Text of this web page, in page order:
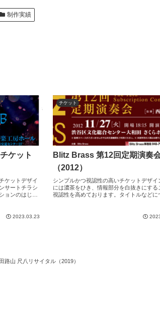
制作実績
ケット
ケットデザイ
サートチラシ
ョンのはじけ
2023.03.23
チケット
Blitz Brass 第12回定期演奏
（2012）
シンプルかつ視認性の高いチケットデザイ
には濃茶をひき、情報部分を白抜きにする
視認性を高めております。タイトルなどに
路山 尺八リサイタル（2019）